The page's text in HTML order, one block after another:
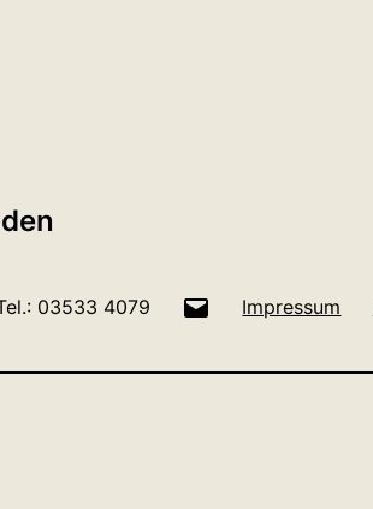
03533 4079 Impressum